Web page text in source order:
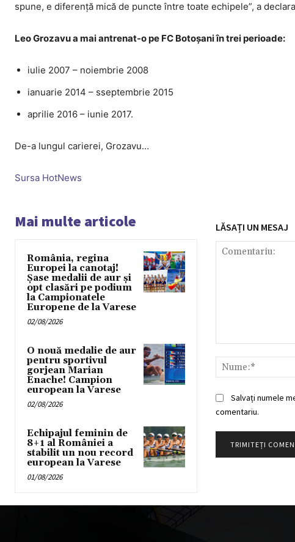
spune, e diferenţă mică de puncte între toate echipele”, a
Leo Grozavu a mai antrenat-o pe FC Botoșani în trei perioade:
iulie 2007 – noiembrie 2008
ianuarie 2014 – sseptembrie 2015
aprilie 2016 – iunie 2017.
De-a lungul carierei, Grozavu…
Sursa HotNews
Mai multe articole
România, regina
Europei la canotaj!
Șase medalii de aur și
opt clasări pe podium
la Campionatele
Europene de la Varese
02/08/2026
O nouă medalie de aur
pentru sportivul
gorjean Marian
Enache! Campion
european la Varese
02/08/2026
Echipajul feminin de
8+1 al României a
stabilit un nou record
european la Varese
01/08/2026
LĂSAȚI UN MESAJ
Salvați numele
comentariu.